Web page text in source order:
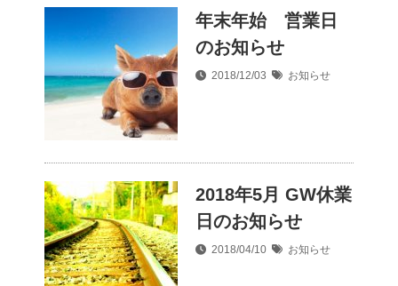
年末年始 営業日
のお知らせ
2018/12/03 お知らせ
2018年5月 GW休業
日のお知らせ
2018/04/10 お知らせ